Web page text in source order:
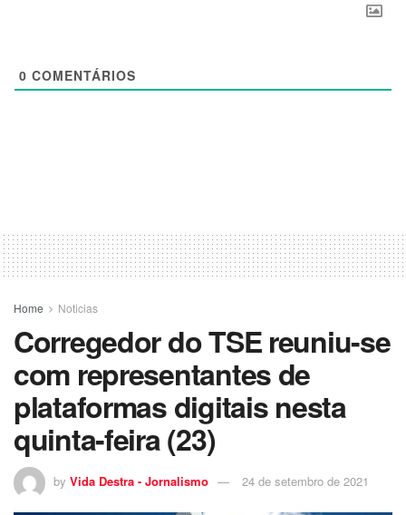
0 COMENTÁRIOS
Home Noticias
Corregedor do TSE reuniu-se
com representantes de
plataformas digitais nesta
quinta-feira (23)
by Vida Destra - Jornalismo 24 de setembro de 2021